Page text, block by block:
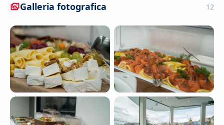
Galleria fotografica 12